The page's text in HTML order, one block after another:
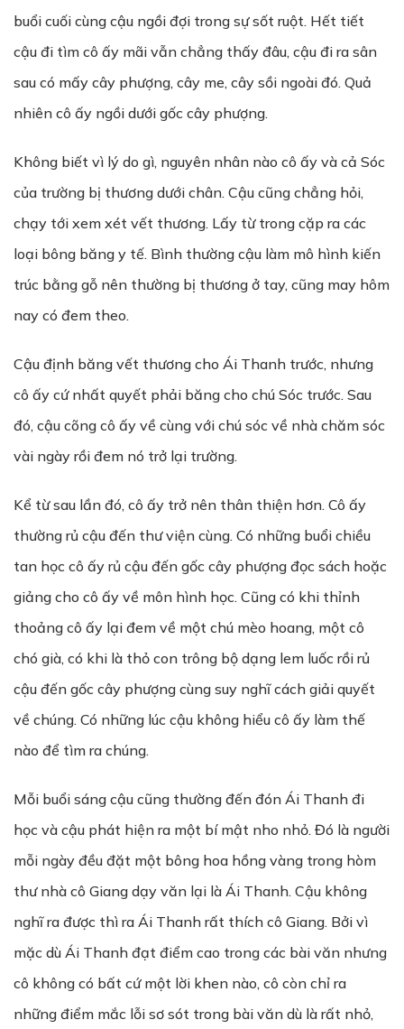
buổi cuối cùng cậu ngồi đợi trong sự sốt ruột. Hết tiết
cậu đi tìm cô ấy mãi vẫn chẳng thấy đâu, cậu đi ra sân
sau có mấy cây phượng, cây me, cây sồi ngoài đó. Quả
nhiên cô ấy ngồi dưới gốc cây phượng.
Không biết vì lý do gì, nguyên nhân nào cô ấy và cả Sóc
của trường bị thương dưới chân. Cậu cũng chẳng hỏi,
chạy tới xem xét vết thương. Lấy từ trong cặp ra các
loại bông băng y tế. Bình thường cậu làm mô hình kiến
trúc bằng gỗ nên thường bị thương ở tay, cũng may hôm
nay có đem theo.
Cậu định băng vết thương cho Ái Thanh trước, nhưng
cô ấy cứ nhất quyết phải băng cho chú Sóc trước. Sau
đó, cậu cõng cô ấy về cùng với chú sóc về nhà chăm sóc
vài ngày rồi đem nó trở lại trường.
Kể từ sau lần đó, cô ấy trở nên thân thiện hơn. Cô ấy
thường rủ cậu đến thư viện cùng. Có những buổi chiều
tan học cô ấy rủ cậu đến gốc cây phượng đọc sách hoặc
giảng cho cô ấy về môn hình học. Cũng có khi thỉnh
thoảng cô ấy lại đem về một chú mèo hoang, một cô
chó già, có khi là thỏ con trông bộ dạng lem luốc rồi rủ
cậu đến gốc cây phượng cùng suy nghĩ cách giải quyết
về chúng. Có những lúc cậu không hiểu cô ấy làm thế
nào để tìm ra chúng.
Mỗi buổi sáng cậu cũng thường đến đón Ái Thanh đi
học và cậu phát hiện ra một bí mật nho nhỏ. Đó là người
mỗi ngày đều đặt một bông hoa hồng vàng trong hòm
thư nhà cô Giang dạy văn lại là Ái Thanh. Cậu không
nghĩ ra được thì ra Ái Thanh rất thích cô Giang. Bởi vì
mặc dù Ái Thanh đạt điểm cao trong các bài văn nhưng
cô không có bất cứ một lời khen nào, cô còn chỉ ra
những điểm mắc lỗi sơ sót trong bài văn dù là rất nhỏ,